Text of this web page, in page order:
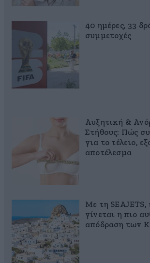
40 ημέρες, 33
συμμετοχές
Αυξητική &
Στήθους: Πώς
για το τέλειο,
αποτέλεσμα
Με τη SEAJETS,
γίνεται η πιο
απόδραση των